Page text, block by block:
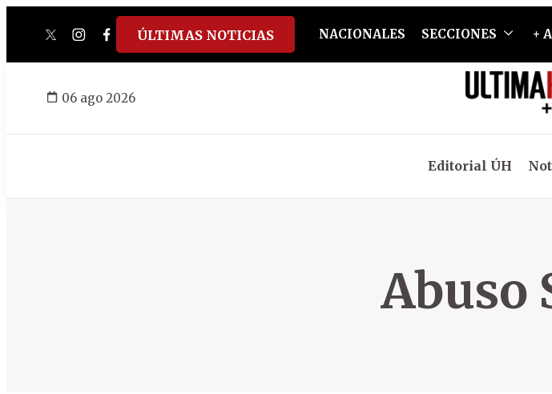
twitterinstagram
facebook
tiktokyoutube
spotify
ÚLTIMAS NOTICIAS NACIONALES SECCIONES +
06 ago 2026
Editorial ÚH
Abuso